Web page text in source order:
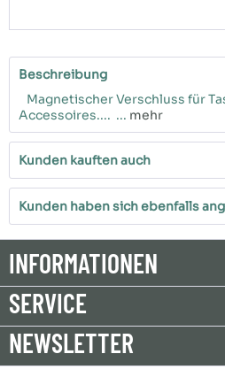
Beschreibung
Magnetischer Verschluss für
Accessoires.... ... mehr
Kunden kauften auch
Kunden haben sich ebenfalls
INFORMATIONEN
SERVICE
NEWSLETTER